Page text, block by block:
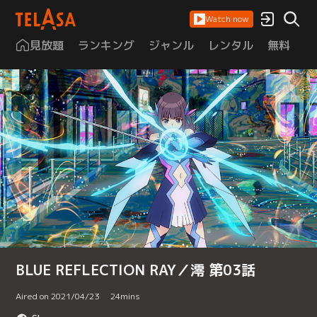
Watch now
見放題 ランキング ジャンル レンタル 無料
BLUE REFLECTION RAY／澪 第03話
Aired on 2021/04/23 24mins